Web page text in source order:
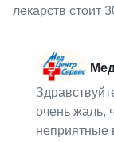
лекарств стоит
очень жаль,
неприятные